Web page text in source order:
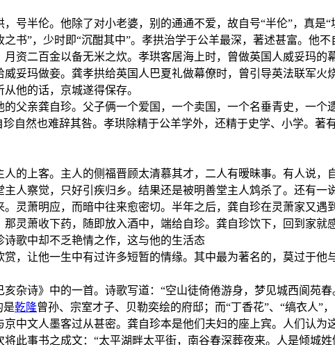
号半伦。他除了对小老婆，别的通通不爱，故自号“半伦”，真
书”，少时即“沉酣其中”。孝拱治学于公羊最深，著述甚富。
月资二百金以备无米之炊。孝珙客居海上时，曾做英国人威妥玛
妥玛做妾。龚孝拱给英国人巴夏礼做幕僚时，曾引导英法联军
他的话，京城遂得保存。
父亲龚自珍。父子俩一个爱国，一个卖国，一个名垂青史，一个
自然也难辞其咎。孝珙除精于公羊学外，还精于史学、小学。著
人的上客。主人的侧福晋顾太清慕其才，二人有暧昧事。有人说
人察觉，只好引疾归乡。结果还是被明善堂主人鸩杀了。还有
。灵萧明应，而暗中往来愈密切。半年之后，龚自珍在灵萧家又
灵萧收下药，随即放入酒中，端给自珍。龚自珍饮下，回到家就
诗歌中却不乏艳情之作，这与他的生活态
赏，让他一生中有过许多短暂的情缘。其中最为著名的，莫过于
杂诗》中的一首。诗歌写道：“空山徒倚倦游身，梦见城西阆苑
是乾隆曾孙、宗室才子、贝勒奕绘的府邸；而“丁香花”、“缟衣人”
中文人墨客过从甚密。龚自珍本是他们夫妇的座上宾。人们认
此事书之成文：“太平湖畔太平街，南谷春深葬夜来。人是倾城